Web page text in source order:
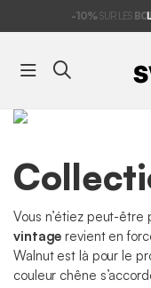
-10%SUR LES
Vous n’étiez peut-être
vintage revient en
Walnut est là pour le
couleur chêne